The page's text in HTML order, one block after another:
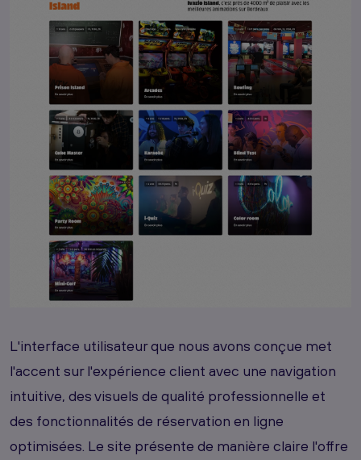
L'interface utilisateur que nous avons conçue met
l'accent sur l'expérience client avec une navigation
intuitive, des visuels de qualité professionnelle et
des fonctionnalités de réservation en ligne
optimisées. Le site présente de manière claire l'offre